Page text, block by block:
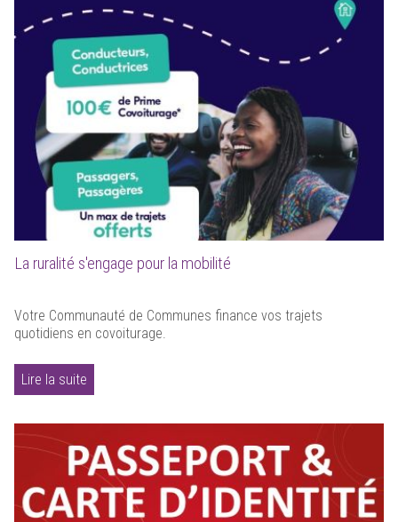
La ruralité s'engage pour la mobilité
Votre Communauté de Communes finance vos trajets
quotidiens en covoiturage.
Lire la suite